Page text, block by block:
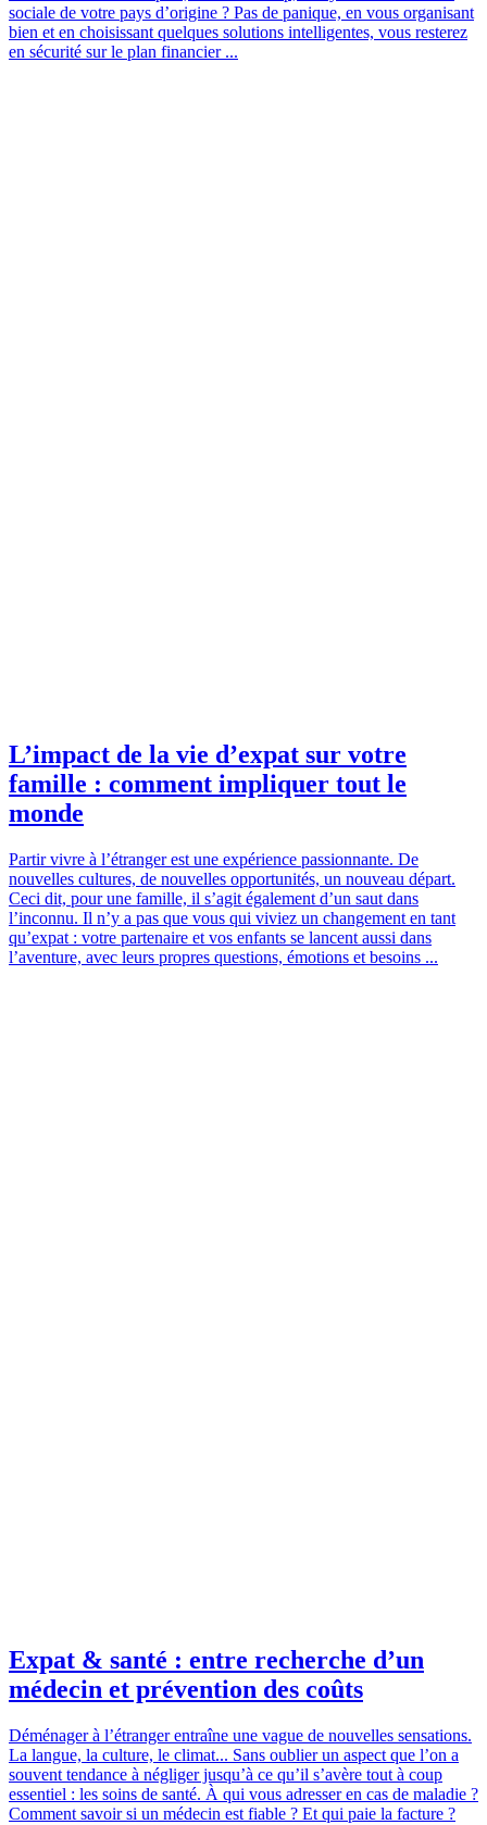
sociale de votre pays d’origine ? Pas de panique, en vous organisant
bien et en choisissant quelques solutions intelligentes, vous resterez
en sécurité sur le plan financier ...
L’impact de la vie d’expat sur votre
famille : comment impliquer tout le
monde
Partir vivre à l’étranger est une expérience passionnante. De
nouvelles cultures, de nouvelles opportunités, un nouveau départ.
Ceci dit, pour une famille, il s’agit également d’un saut dans
l’inconnu. Il n’y a pas que vous qui viviez un changement en tant
qu’expat : votre partenaire et vos enfants se lancent aussi dans
l’aventure, avec leurs propres questions, émotions et besoins ...
Expat & santé : entre recherche d’un
médecin et prévention des coûts
Déménager à l’étranger entraîne une vague de nouvelles sensations.
La langue, la culture, le climat... Sans oublier un aspect que l’on a
souvent tendance à négliger jusqu’à ce qu’il s’avère tout à coup
essentiel : les soins de santé. À qui vous adresser en cas de maladie ?
Comment savoir si un médecin est fiable ? Et qui paie la facture ?